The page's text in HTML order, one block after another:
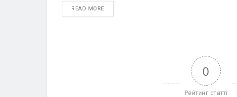
READ MOREDETAILS
0
Рейтинг статті